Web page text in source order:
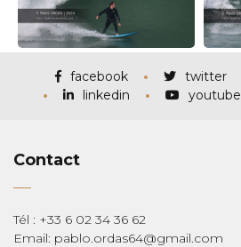
facebook twitter
linkedin
youtube
Contact
Tél : +33 6 02 34 36 62
Email: pablo.ordas64@gmail.com